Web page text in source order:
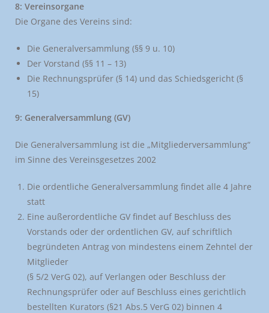
8: Vereinsorgane
Die Organe des Vereins sind:
Die Generalversammlung (§§ 9 u. 10)
Der Vorstand (§§ 11 – 13)
Die Rechnungsprüfer (§ 14) und das Schiedsgericht (§
15)
9: Generalversammlung (GV)
Die Generalversammlung ist die „Mitgliederversammlung“
im Sinne des Vereinsgesetzes 2002
Die ordentliche Generalversammlung findet alle 4 Jahre
statt
Eine außerordentliche GV findet auf Beschluss des
Vorstands oder der ordentlichen GV, auf schriftlich
begründeten Antrag von mindestens einem Zehntel der
Mitglieder
(§ 5/2 VerG 02), auf Verlangen oder Beschluss der
Rechnungsprüfer oder auf Beschluss eines gerichtlich
bestellten Kurators (§21 Abs.5 VerG 02) binnen 4